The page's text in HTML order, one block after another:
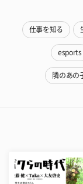
仕事を知る
esports
隣のあの